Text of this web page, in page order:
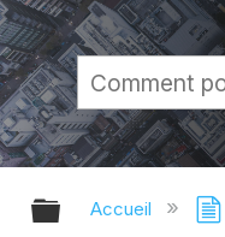
Accueil